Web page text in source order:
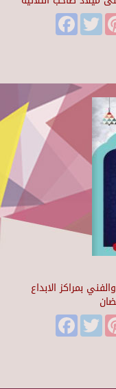
Facebook
بمراكز الابداع
Facebook